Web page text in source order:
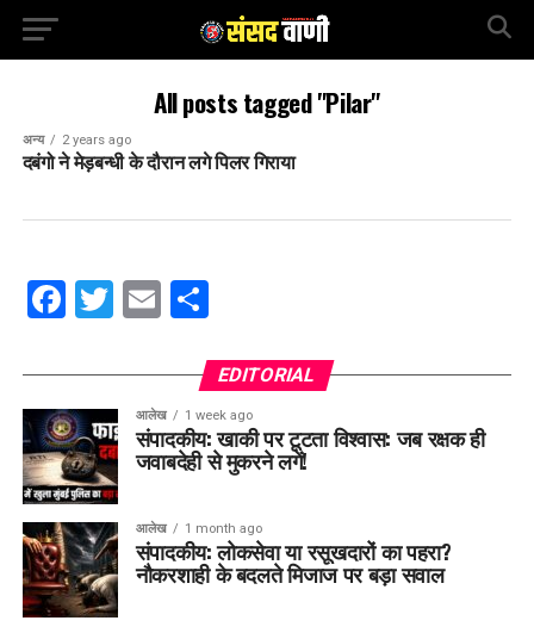
All posts tagged "Pilar"
अन्य 2 years ago
दबंगो ने मेड़बन्धी के दौरान लगे पिलर गिराया
Facebook
Twitter
EmailShare
EDITORIAL
आलेख 1 week ago
संपादकीय: खाकी पर टूटता विश्वास: जब रक्षक ही
जवाबदेही से मुकरने लगें!
आलेख 1 month ago
संपादकीय: लोकसेवा या रसूखदारों का पहरा?
नौकरशाही के बदलते मिजाज पर बड़ा सवाल